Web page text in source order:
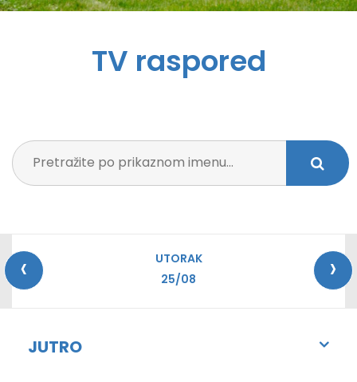
TV raspored
UTORAK
25/08
‹ ›
JUTRO